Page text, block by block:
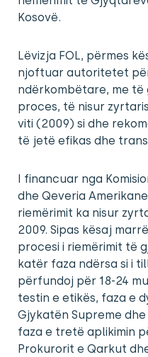
Kosovë.
Lëvizja FOL, përmes
njoftuar autoritetet
ndërkombëtare, me
proces, të nisur
viti (2009) si dhe
të jetë efikas dhe
I financuar nga
dhe Qeveria
riemërimit ka nisur
2009. Sipas kësaj
procesi i riemërimit të
katër faza ndërsa si i
përfundoj për 18-24
testin e etikës, faza e
Gjykatën Supreme
faza e tretë aplikimin
Prokurorit e Qarkut